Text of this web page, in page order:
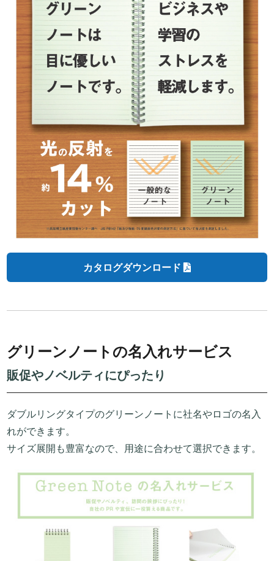
カタログダウンロード
グリーンノートの名入れサービス
販促やノベルティにぴったり
ダブルリングタイプのグリーンノートに社名やロゴの名入
れができます。
サイズ展開も豊富なので、用途に合わせて選択できます。